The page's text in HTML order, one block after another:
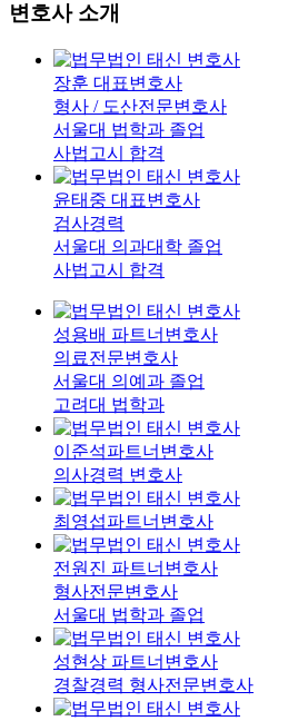
변호사 소개
장훈 대표변호사
형사 / 도산전문변호사
서울대 법학과 졸업
사법고시 합격
윤태중 대표변호사
검사경력
서울대 의과대학 졸업
사법고시 합격
성용배 파트너변호사
의료전문변호사
서울대 의예과 졸업
고려대 법학과
이준석파트너변호사
의사경력 변호사
최영섭파트너변호사
전원진 파트너변호사
형사전문변호사
서울대 법학과 졸업
성현상 파트너변호사
경찰경력 형사전문변호사